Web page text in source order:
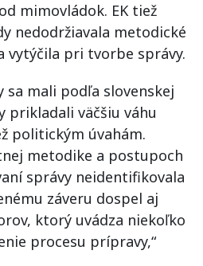
mimovládok. EK tiež
nedodržiavala metodické
vytýčila pri tvorbe správy.
sa mali podľa slovenskej
prikladali väčšiu váhu
politickým úvahám.
metodike a postupoch
správy neidentifikovala
záveru dospel aj
ktorý uvádza niekoľko
procesu prípravy,“